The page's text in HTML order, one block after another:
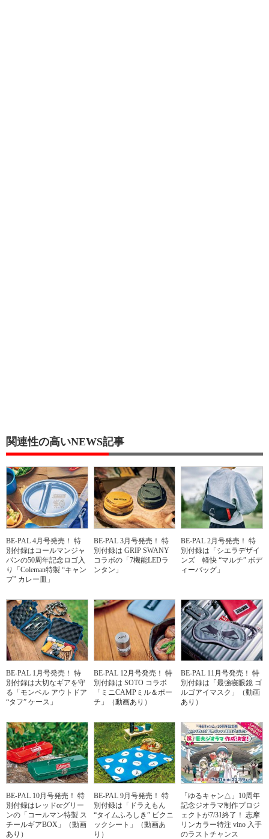
関連性の高いNEWS記事
BE-PAL 4月号発売！ 特
別付録はコールマンジャ
パンの50周年記念ロゴ入
り「Coleman特製 “キャン
プ” カレー皿」
BE-PAL 3月号発売！ 特
別付録は GRIP SWANY
コラボの「7機能LEDラ
ンタン」
BE-PAL 2月号発売！ 特
別付録は「シエラデザイ
ンズ 軽快 “マルチ” ボデ
ィーバッグ」
BE-PAL 1月号発売！ 特
別付録は大切なギアを守
る「モンベル アウトドア
“タフ” ケース」
BE-PAL 12月号発売！ 特
別付録は SOTO コラボ
「ミニCAMPミル＆ポー
チ」（動画あり）
BE-PAL 11月号発売！ 特
別付録は「最強寝眼鏡 ゴ
ルゴアイマスク」（動画
あり）
BE-PAL 10月号発売！ 特
別付録はレッドorグリー
ンの「コールマン特製 ス
チールギアBOX」（動画
あり）
BE-PAL 9月号発売！ 特
別付録は「ドラえもん
“タイムふろしき” ピクニ
ックシート」（動画あ
り）
「ゆるキャン△」10周年
記念ジオラマ制作プロジ
ェクトが7/31終了！ 志摩
リンカラー特注 vino 入手
のラストチャンス